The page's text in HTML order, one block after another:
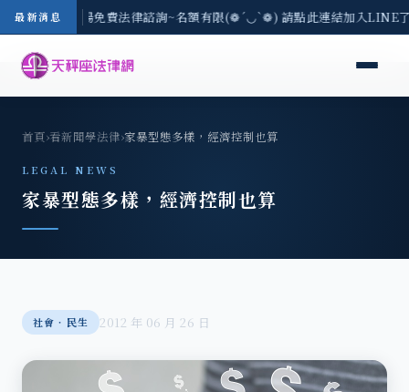
最新消息
-8/3(一) 現場免費法律諮詢~名額有限(❁´◡`❁) 請點此連結加入LINE
首頁›看新聞學法律›家暴型態多樣，經濟控制也算
LEGAL NEWS
家暴型態多樣，經濟控制也算
社會‧民生 2012 年 06 月 26 日